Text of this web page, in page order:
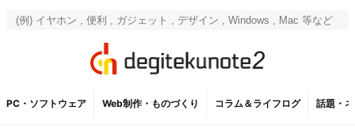
PC・ソフトウェア Web制作・ものづくり コラム＆ライフログ 話題・